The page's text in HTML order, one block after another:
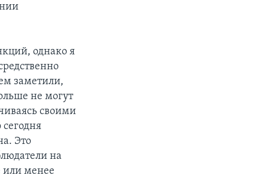
однако я
заметили,
не могут
своими
Это
на
или менее